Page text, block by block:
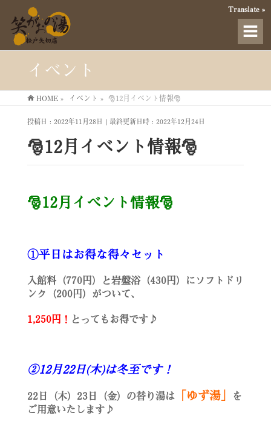
イベント
HOME » イベント » 🎅12月イベント情報🎅
投稿日 : 2022年11月28日 最終更新日時 : 2022年12月24日
🎅12月イベント情報🎅
🎅12月イベント情報🎅
①平日はお得な得々セット
入館料（770円）と岩盤浴（430円）にソフトドリ
ンク（200円）がついて、
1,250円！ とってもお得です♪
②12月22日(木)は冬至です！
22日（木）23日（金）の替り湯は「ゆず湯」 を
ご用意いたします♪
Translate »